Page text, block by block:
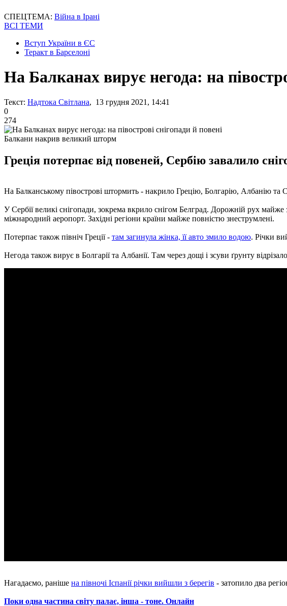
СПЕЦТЕМА: Війна в Ірані
ВСІ ТЕМИ
Вступ України в ЄС
Теракт в Барселоні
На Балканах вирує негода: на
Текст: Надтока Світлана, 13 грудня 2021, 14:41
0
274
Балкани накрив великий шторм
Греція потерпає від повеней, Сербію завалило
На Балканському півострові штормить - накрило Грецію, Болгарію, Албанію та
У Сербії великі снігопади, зокрема вкрило снігом Белград. Дорожній рух
міжнародний аеропорт. Західні регіони країни майже повністю знеструмлені.
Потерпає також північ Греції - там загинула жінка, її авто змило водою. Річки
Негода також вирує в Болгарії та Албанії. Там через дощі і зсуви ґрунту
Нагадаємо, раніше на півночі Іспанії річки вийшли з берегів - затопило два
Поки одна частина світу палає, інша - тоне. Онлайн